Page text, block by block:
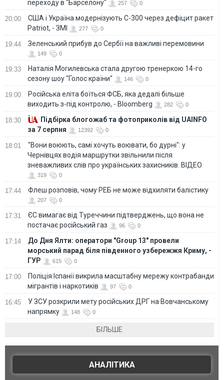
переходу в "Барселону" 257 0
20:00
США і Україна модернізують С-300 через дефіцит ракет
Patriot, - ЗМІ
277 0
19:44 Зеленський прибув до Сербії на важливі перемовини
149 0
19:33
Наталія Могилевська стала другою тренеркою 14-го
сезону шоу "Голос країни"
146 0
19:00
Російська еліта боїться ФСБ, яка дедалі більше
виходить з-під контролю, - Bloomberg
282 0
18:30
Підбірка блогожаб та фотоприколів від UAINFO
за 7 серпня
12392 0
18:01
"Вони воюють, самі хочуть воювати, бо дурні": у
Чернівцях водія маршрутки звільнили після
зневажливих слів про українських захисників. ВІДЕО
319 0
17:44 Флеш розповів, чому РЕБ не може відхиляти балістику
207 0
17:31
ЄС вимагає від Туреччини підтверджень, що вона не
постачає російський газ
96 0
17:14
До Дня Ялти: оператори "Group 13" провели
морський парад біля південного узбережжя Криму, -
ГУР
615 0
17:00
Поліція Іспанії викрила масштабну мережу контрабанди
мігрантів і наркотиків
97 0
16:45
У ЗСУ розкрили мету російських ДРГ на Вовчанському
напрямку
148 0
БІЛЬШЕ
АНАЛІТИКА